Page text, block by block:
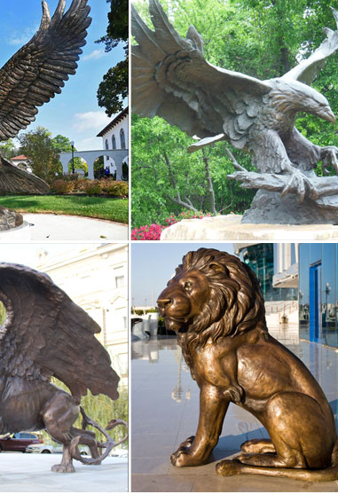
поэт провел в Царском Селе (ныне город
Роберта Романовича БахаСтроки из произведений
в Екатерининском парке Царского Села
Екатерининском парке Царского села в будни.С
большая трёхметровая скульптура римского
памятников А. С. Пушкину… | RestBee.ru
Александром и Игорем Бургановыми,
положить не на постамент, а вложить в руки